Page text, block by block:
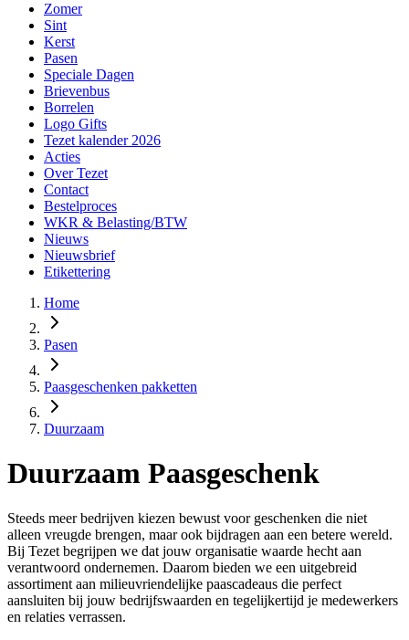
Zomer
Sint
Kerst
Pasen
Speciale Dagen
Brievenbus
Borrelen
Logo Gifts
Tezet kalender 2026
Acties
Over Tezet
Contact
Bestelproces
WKR & Belasting/BTW
Nieuws
Nieuwsbrief
Etikettering
Home
Pasen
Paasgeschenken pakketten
Duurzaam
Duurzaam Paasgeschenk
Steeds meer bedrijven kiezen bewust voor geschenken die niet
alleen vreugde brengen, maar ook bijdragen aan een betere wereld.
Bij Tezet begrijpen we dat jouw organisatie waarde hecht aan
verantwoord ondernemen. Daarom bieden we een uitgebreid
assortiment aan milieuvriendelijke paascadeaus die perfect
aansluiten bij jouw bedrijfswaarden en tegelijkertijd je medewerkers
en relaties verrassen.